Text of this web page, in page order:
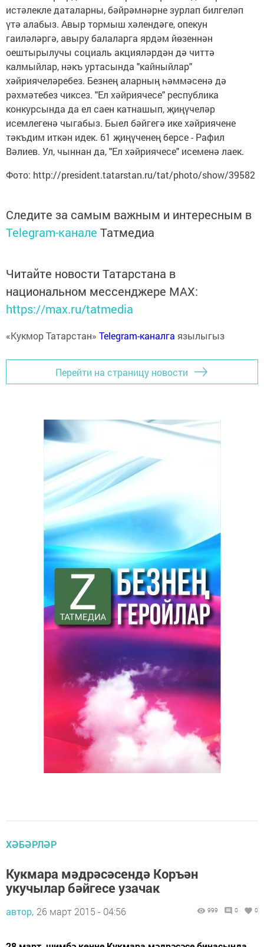
истәлекле даталарны, бәйрәмнәрне зурлап билгеләп
үтә алабыз. Авыр тормыш хәлендәге, опекун
гаиләләргә, авыру балаларга ярдәм йөзеннән
оештырылучы социаль акцияләрдән дә читтә
калмыйлар, нәкъ уртасында "кайныйлар"
хәйриячеләребез. Безнең аларның һәммәсенә дә
рәхмәтебез чиксез. "Ел хәйриячесе" республика
конкурсында да ел саен катнашып, җиңүчеләр
исемлегенә чыгабыз. Быел бәйгегә ике хәйриячене
тәкъдим иткән идек. 61 җиңүченең берсе - Рафил
Вәлиев. Ул, чыннан да, "Ел хәйриячесе" исеменә лаек.
Фото: http://president.tatarstan.ru/tat/photo/show/39582
Следите за самым важным и интересным в
Telegram-канале Татмедиа
Читайте новости Татарстана в
национальном мессенджере MАХ:
https://max.ru/tatmedia
«Кукмор Татарстан» Telegram-каналга язылыгыз
Перейти на страницу новости
ХӘБӘРЛӘР
Кукмара мәдрәсәсендә Коръән
укучылар бәйгесе узачак
автор, 26 март 2015 - 04:56 999 0 0